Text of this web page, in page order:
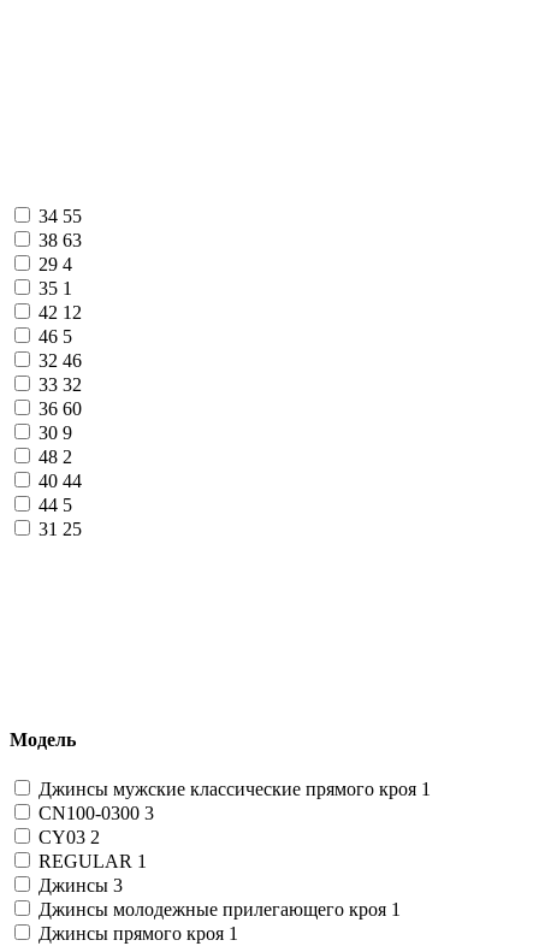
34 55
38 63
29 4
35 1
42 12
46 5
32 46
33 32
36 60
30 9
48 2
40 44
44 5
31 25
Модель
Джинсы мужские классические прямого кроя 1
CN100-0300 3
CY03 2
REGULAR 1
Джинсы 3
Джинсы молодежные прилегающего кроя 1
Джинсы прямого кроя 1